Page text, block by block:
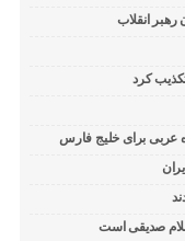
انقلاب
کرد
عربی برای خلیج فارس
صدیقی است